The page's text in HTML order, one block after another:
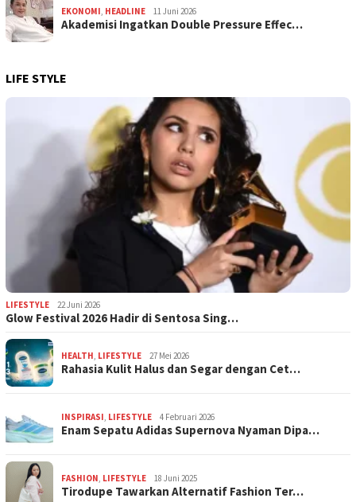
EKONOMI, HEADLINE 11 Juni 2026
Akademisi Ingatkan Double Pressure Effec…
LIFE STYLE
LIFESTYLE 22 Juni 2026
Glow Festival 2026 Hadir di Sentosa Sing…
HEALTH, LIFESTYLE 27 Mei 2026
Rahasia Kulit Halus dan Segar dengan Cet…
INSPIRASI, LIFESTYLE 4 Februari 2026
Enam Sepatu Adidas Supernova Nyaman Dipa…
FASHION, LIFESTYLE 18 Juni 2025
Tirodupe Tawarkan Alternatif Fashion Ter…